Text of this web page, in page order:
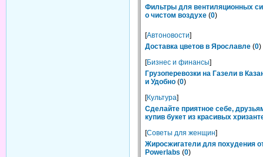
Фильтры для вентиляционных
о чистом воздухе (0)
[Автоновости]
Доставка цветов в Ярославле (0)
[Бизнес и финансы]
Грузоперевозки на Газели в
и Удобно (0)
[Культура]
Сделайте приятное себе,
купив букет из красивых
[Советы для женщин]
Жиросжигатели для похудения
Powerlabs (0)